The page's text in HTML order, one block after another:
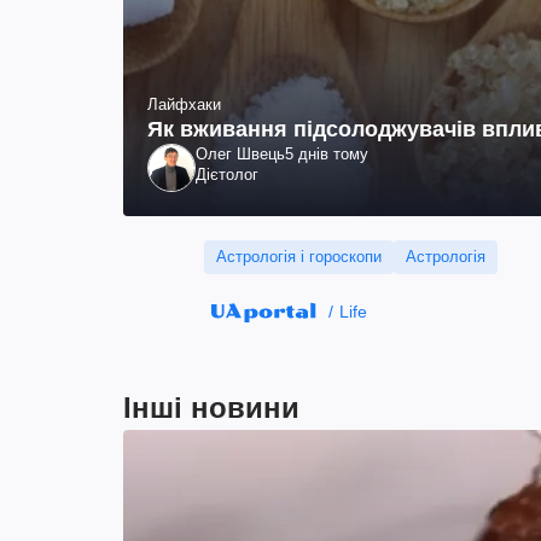
Лайфхаки
Як вживання підсолоджувачів
Олег Швець5 днів тому
Дієтолог
Астрологія і гороскопи Астрологія
Life
Інші новини